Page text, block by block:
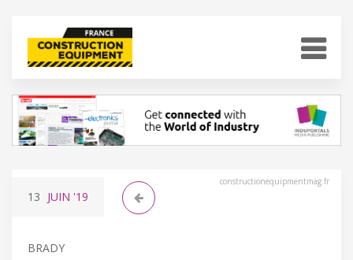
constructionequipmentmag.fr
13 JUIN '19
BRADY